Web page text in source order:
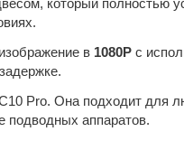
который полностью
в 1080P с
Pro. Она подходит для
подводных аппаратов.